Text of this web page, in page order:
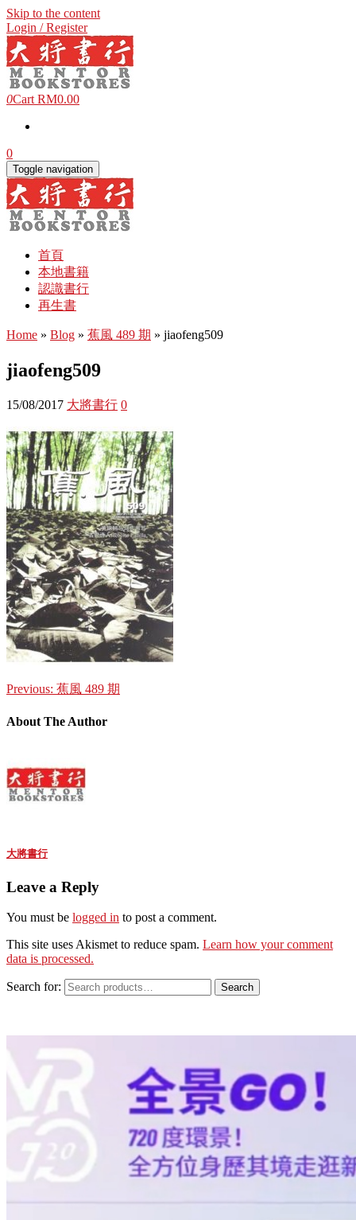
Skip to the content
Login / Register
0Cart RM0.00
0
Toggle navigation
首頁
本地書籍
認識書行
再生書
Home » Blog » 蕉風 489 期 » jiaofeng509
jiaofeng509
15/08/2017 大將書行 0
Previous: 蕉風 489 期
About The Author
大將書行
Leave a Reply
You must be logged in to post a comment.
This site uses Akismet to reduce spam. Learn how your comment
data is processed.
Search for: Search